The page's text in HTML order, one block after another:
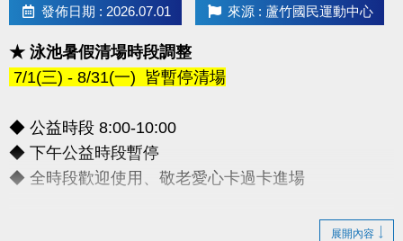
發佈日期 : 2026.07.01 來源 : 蘆竹國民運動中心
★ 泳池暑假清場時段調整
7/1(三) - 8/31(一) 皆暫停清場
◆ 公益時段 8:00-10:00
◆ 下午公益時段暫停
◆ 全時段歡迎使用、敬老愛心卡過卡進場
展開內容